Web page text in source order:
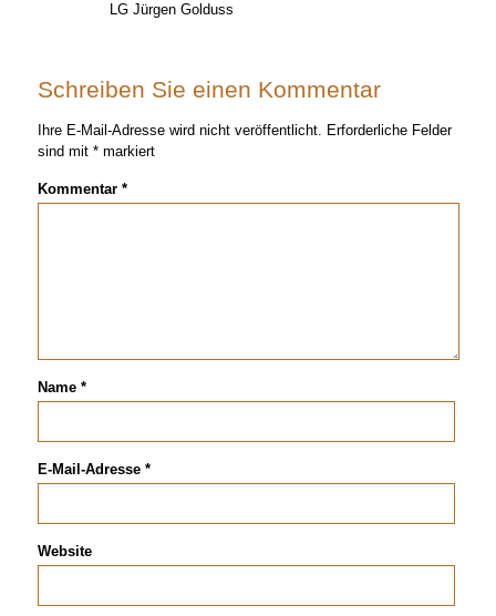
LG Jürgen Golduss
Schreiben Sie einen Kommentar
Ihre E-Mail-Adresse wird nicht veröffentlicht. Erforderliche Felder
sind mit *markiert
Kommentar *
Name *
E-Mail-Adresse *
Website